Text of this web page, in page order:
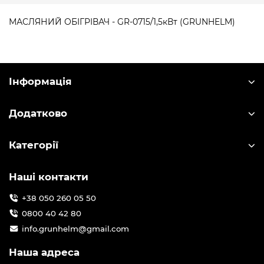
МАСЛЯНИЙ ОБІГРІВАЧ - GR-0715/1,5кВт (GRUNHELM)
Інформація
Додатково
Категорії
Наші контакти
+38 050 260 05 50
0800 40 42 80
info.grunhelm@gmail.com
Наша адреса